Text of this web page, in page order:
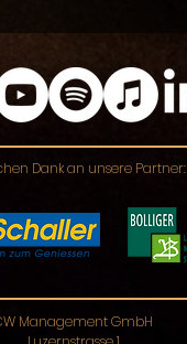
Dank an unsere Partner:
Management GmbH